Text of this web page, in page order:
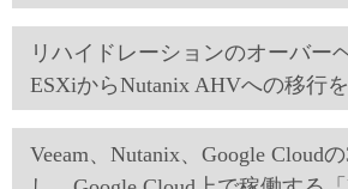
リハイドレーションのオーバー
ESXiからNutanix AHVへの移行
Veeam、Nutanix、Google Cloud